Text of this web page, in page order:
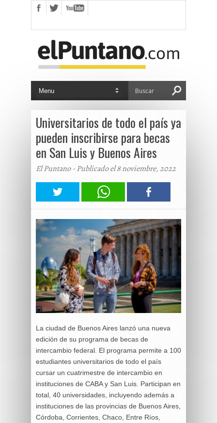
Universitarios de todo el país ya
pueden inscribirse para becas
en San Luis y Buenos Aires
El Puntano - Publicado el 8 noviembre, 2022
La ciudad de Buenos Aires lanzó una nueva
edición de su programa de becas de
intercambio federal. El programa permite a 100
estudiantes universitarios de todo el país
cursar un cuatrimestre de intercambio en
instituciones de CABA y San Luis. Participan en
total, 40 universidades, incluyendo además a
instituciones de las provincias de Buenos Aires,
Córdoba, Corrientes, Chaco, Entre Ríos,